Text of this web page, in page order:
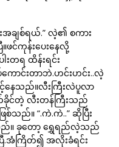
းအချစ်ရယ်.” လဲ့၏ စကား
ဖင်ကုန်းပေးနေလို့
တရ ထိန်းရင်း
ောင်းတာဘဲ.ဟင်းဟင်း..လဲ့
နေသည်။လီးကြီးလဲပူလာ
ခိုင်တဲ့ လီးတန်ကြီးသည်
သည်။ “.ကဲ.ကဲ..” ဆိုပြီး
သည်။ ခုတော့ ရွှေရည်လဲ့သည်
.အံကြိတ်၍ အလိုးခံရင်း